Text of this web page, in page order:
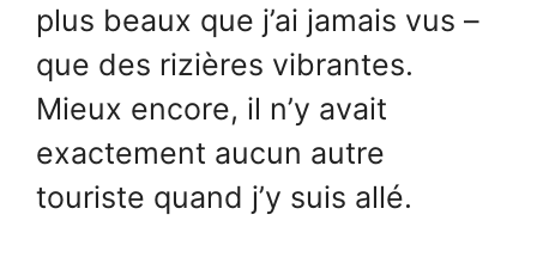
plus beaux que j’ai jamais vus –
que des rizières vibrantes.
Mieux encore, il n’y avait
exactement aucun autre
touriste quand j’y suis allé.